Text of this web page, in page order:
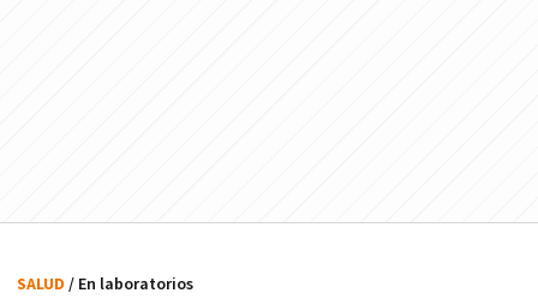
SALUD / En laboratorios